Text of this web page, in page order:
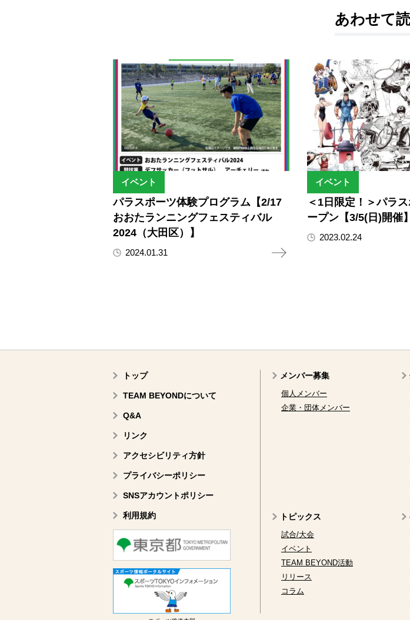
あわせて
イベント
パラスポーツ体験プログラム【2/17
おおたランニングフェスティバル
2024（大田区）】
2024.01.31
イベント
＜1日限定！＞パラ
ープン【3/5(日)開催】
2023.02.24
トップ
TEAM BEYONDについて
Q&A
リンク
アクセシビリティ方針
プライバシーポリシー
SNSアカウントポリシー
利用規約
メンバー募集
個人メンバー
企業・団体メンバー
トピックス
試合/大会
イベント
TEAM BEYOND活動
リリース
コラム